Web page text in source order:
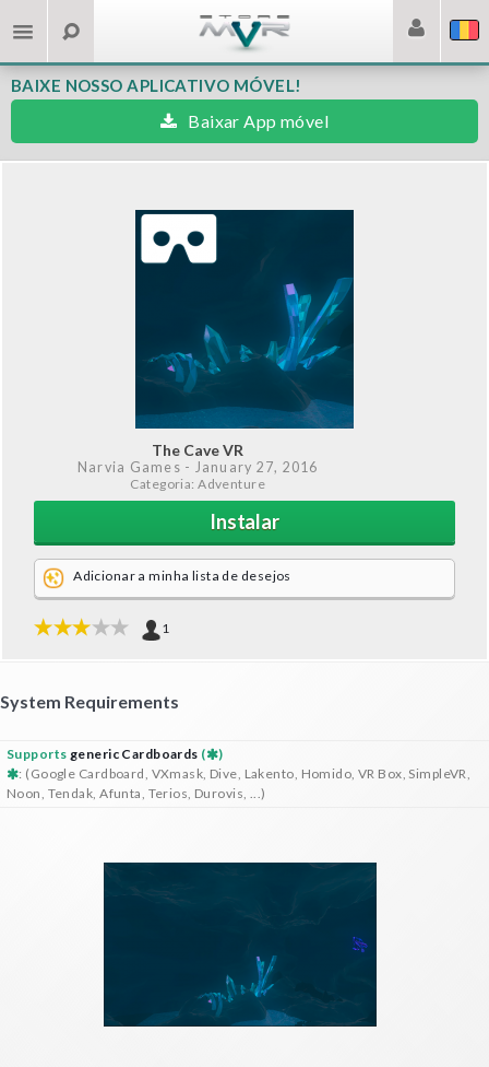
BAIXE NOSSO APLICATIVO MÓVEL!
Baixar App móvel
The Cave VR
Narvia Games - January 27, 2016
Categoria: Adventure
Instalar
Adicionar a minha lista de desejos
1
System Requirements
Supports generic Cardboards (
)
: (Google Cardboard, VXmask, Dive, Lakento, Homido, VR Box, SimpleVR,
Noon, Tendak, Afunta, Terios, Durovis, ...)